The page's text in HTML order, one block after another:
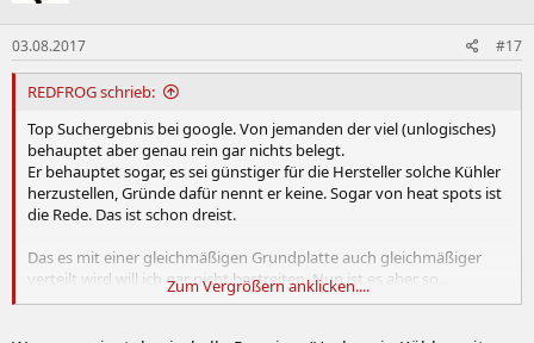
03.08.2017 #17
REDFROG schrieb:
Top Suchergebnis bei google. Von jemanden der viel (unlogisches)
behauptet aber genau rein gar nichts belegt.
Er behauptet sogar, es sei günstiger für die Hersteller solche Kühler
herzustellen, Gründe dafür nennt er keine. Sogar von heat spots ist
die Rede. Das ist schon dreist.
Das es mit einer gleichmäßigen Grundplatte auch gleichmäßiger
verteilt wird will ich gar nicht bestreiten. Nun ist es aber so...
gleichmäßig ist gut und ungleichmäßig schlecht?
Zum Vergrößern anklicken....